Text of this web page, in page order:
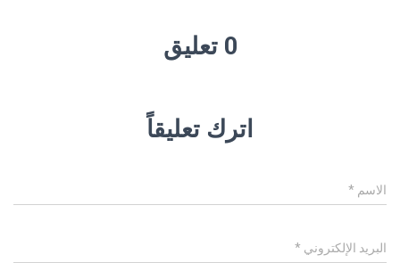
0 تعليق
اترك تعليقاً
الاسم *
البريد الإلكتروني *